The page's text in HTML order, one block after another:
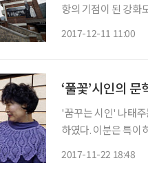
항의 기점이 된 강화
2017-12-11 11:00
‘풀꽃’시인의
'꿈꾸는 시인' 나태
하였다. 이분은 특이
2017-11-22 18:48